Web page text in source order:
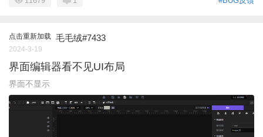
点击重新加载 毛毛绒#7433
2024-3-19
界面编辑器看不见UI布局
界面不显示